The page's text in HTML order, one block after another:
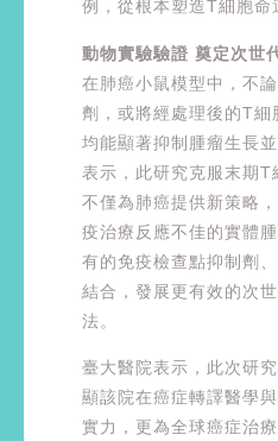
例，從根本塑造T細胞命
動物實驗驗證 奠定次世
在肺癌小鼠模型中，不
劑，或將經處理後的T細
均能顯著抑制腫瘤生長
表示，此研究克服末期T
不僅為肺癌提供新策略
疫治療反應不佳的實體
有的免疫檢查點抑制劑
結合，發展更有效的次
法。
臺大醫院表示，此次研
顯該院在癌症轉譯醫學
實力，更為全球癌症治療